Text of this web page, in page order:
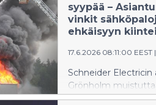
Lauttasaareen
Heikas-asunto-
asennetaan
-älykotivalmius.
syypää –
vinkit
ehkäisyyn
17.6.2026 08:11:00 EEST |
Schneider Electricin
Grönholm
kiinteistönomistajia